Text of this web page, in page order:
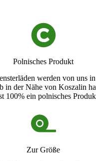
Polnisches Produkt
werden von uns
in der Nähe von Koszalin
100% ein polnisches
Zur Größe